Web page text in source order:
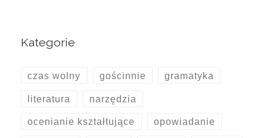
Kategorie
czas wolny gościnnie gramatyka
literatura narzędzia
ocenianie kształtujące opowiadanie